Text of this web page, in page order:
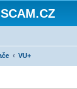
VU+